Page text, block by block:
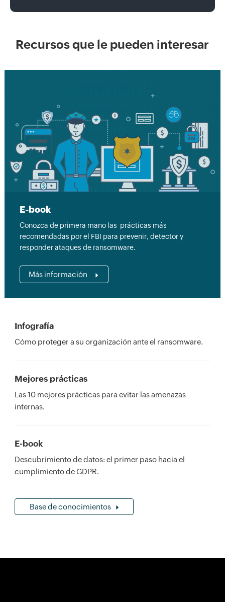
Recursos que le pueden interesar
E-book
Conozca de primera mano las prácticas más
recomendadas por el FBI para prevenir, detector y
responder ataques de ransomware.
Más información
Infografía
Cómo proteger a su organización ante el ransomware.
Mejores prácticas
Las 10 mejores prácticas para evitar las amenazas
internas.
E-book
Descubrimiento de datos: el primer paso hacia el
cumplimiento de GDPR.
Base de conocimientos